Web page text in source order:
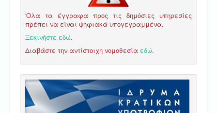
'Ολα τα έγγραφα προς τις δημόσιες υπηρεσίες
πρέπει να είναι ψηφιακά υπογεγραμμένα.
Ξεκινήστε εδώ.
Διαβάστε την αντίστοιχη νομοθεσία εδώ.